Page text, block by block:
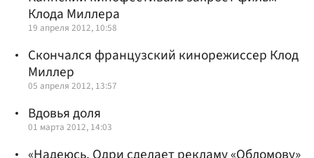
Клода Миллера
19 апреля 2012, 10:58
Скончался французский кинорежиссер Клод
Миллер
05 апреля 2012, 13:57
Вдовья доля
01 марта 2012, 14:03